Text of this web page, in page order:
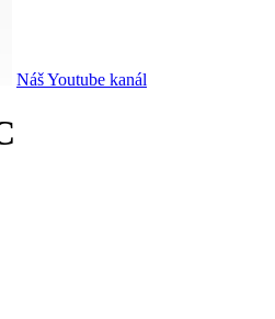
Náš Youtube kanál